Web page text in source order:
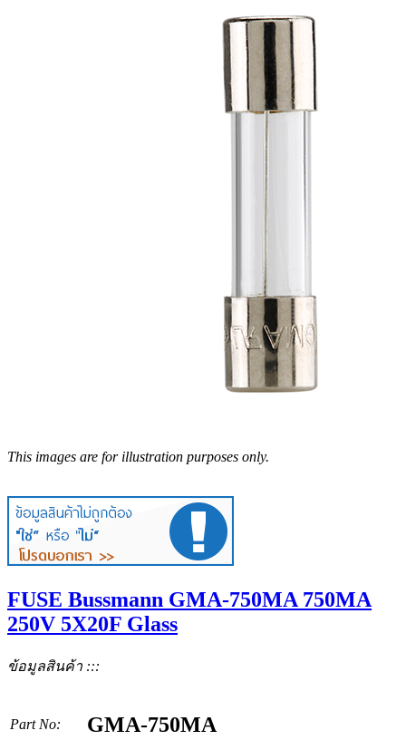
This images are for illustration purposes only.
FUSE Bussmann GMA-750MA 750MA
250V 5X20F Glass
ข้อมูลสินค้า :::
Part No: GMA-750MA